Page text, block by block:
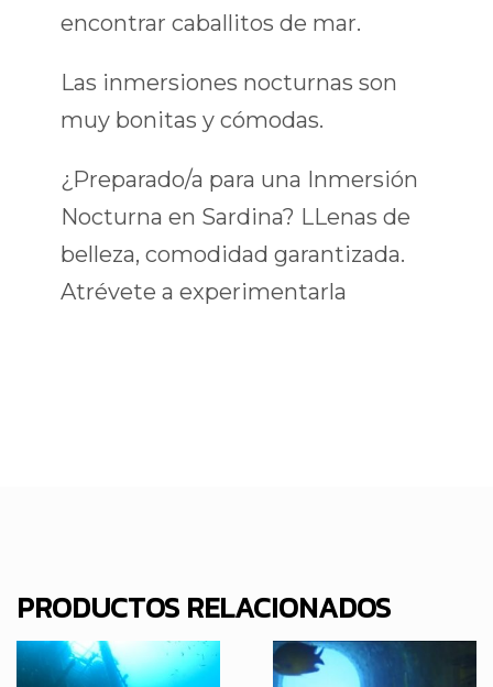
encontrar caballitos de mar.
Las inmersiones nocturnas son
muy bonitas y cómodas.
¿Preparado/a para una Inmersión
Nocturna en Sardina? LLenas de
belleza, comodidad garantizada.
Atrévete a experimentarla
PRODUCTOS RELACIONADOS